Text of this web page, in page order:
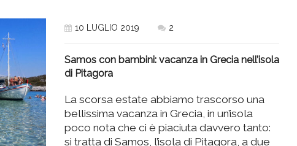
10 LUGLIO 2019 2
Samos con bambini: vacanza in Grecia nell’isola
di Pitagora
La scorsa estate abbiamo trascorso una
bellissima vacanza in Grecia, in un’isola
poco nota che ci è piaciuta davvero tanto:
si tratta di Samos, l’isola di Pitagora, a due